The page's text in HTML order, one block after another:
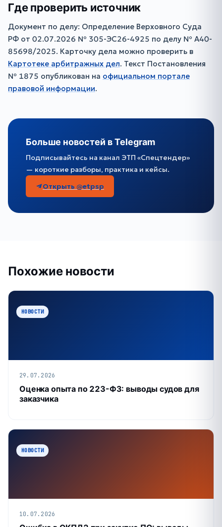
Где проверить источник
Документ по делу: Определение Верховного Суда
РФ от 02.07.2026 № 305-ЭС26-4925 по делу № А40-
85698/2025. Карточку дела можно проверить в
Картотеке арбитражных дел. Текст Постановления
№ 1875 опубликован на официальном портале
правовой информации.
Больше новостей в Telegram
Подписывайтесь на канал ЭТП «Спецтендер»
— короткие разборы, практика и кейсы.
Открыть @etpsp
Похожие новости
НОВОСТИ
29.07.2026
Оценка опыта по 223-ФЗ: выводы судов для
заказчика
НОВОСТИ
10.07.2026